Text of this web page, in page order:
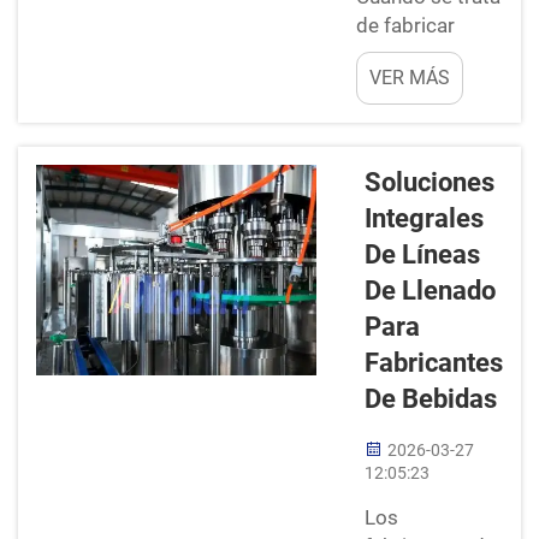
satisfacer una
de productos
sin perder
Wit...
de fabricar
refrescos,
empresas
como Modern
equipo
adecuado para
satisfacer las
demandas del
mercado. Las
líneas de
embotellado de
alta capacidad
son
para producir
grandes
volúmenes de
VER MÁS
Soluciones
Integrales
De Líneas
De Llenado
Para
Fabricantes
De Bebidas
2026-03-27
12:05:23
Los